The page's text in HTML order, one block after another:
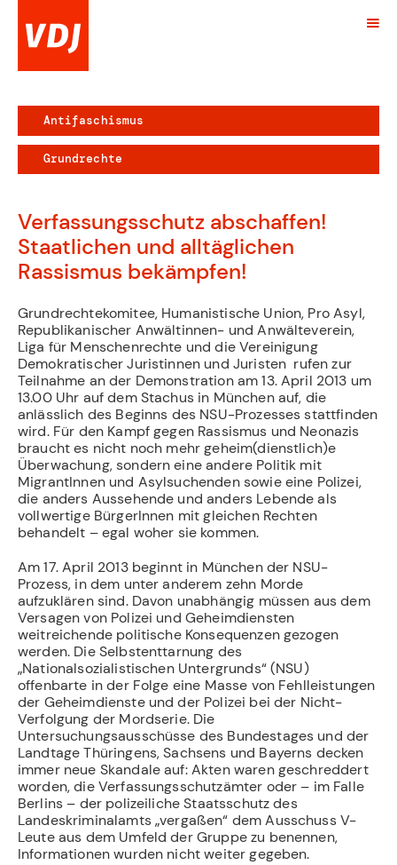
Antifaschismus
Grundrechte
Verfassungsschutz abschaffen!
Staatlichen und alltäglichen
Rassismus bekämpfen!
Grundrechtekomitee, Humanistische Union, Pro Asyl,
Republikanischer Anwältinnen- und Anwälteverein,
Liga für Menschenrechte und die Vereinigung
Demokratischer Juristinnen und Juristen rufen zur
Teilnahme an der Demonstration am 13. April 2013 um
13.00 Uhr auf dem Stachus in München auf, die
anlässlich des Beginns des NSU-Prozesses stattfinden
wird. Für den Kampf gegen Rassismus und Neonazis
braucht es nicht noch mehr geheim(dienstlich)e
Überwachung, sondern eine andere Politik mit
MigrantInnen und Asylsuchenden sowie eine Polizei,
die anders Aussehende und anders Lebende als
vollwertige BürgerInnen mit gleichen Rechten
behandelt – egal woher sie kommen.
Am 17. April 2013 beginnt in München der NSU-
Prozess, in dem unter anderem zehn Morde
aufzuklären sind. Davon unabhängig müssen aus dem
Versagen von Polizei und Geheimdiensten
weitreichende politische Konsequenzen gezogen
werden. Die Selbstenttarnung des
„Nationalsozialistischen Untergrunds“ (NSU)
offenbarte in der Folge eine Masse von Fehlleistungen
der Geheimdienste und der Polizei bei der Nicht-
Verfolgung der Mordserie. Die
Untersuchungsausschüsse des Bundestages und der
Landtage Thüringens, Sachsens und Bayerns decken
immer neue Skandale auf: Akten waren geschreddert
worden, die Verfassungsschutzämter oder – im Falle
Berlins – der polizeiliche Staatsschutz des
Landeskriminalamts „vergaßen“ dem Ausschuss V-
Leute aus dem Umfeld der Gruppe zu benennen,
Informationen wurden nicht weiter gegeben.